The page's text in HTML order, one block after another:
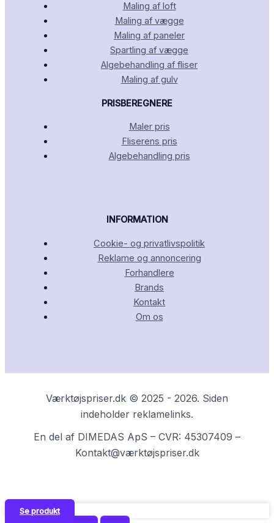
Maling af loft
Maling af vægge
Maling af paneler
Spartling af vægge
Algebehandling af fliser
Maling af gulv
PRISBEREGNERE
Maler pris
Fliserens pris
Algebehandling pris
INFORMATION
Cookie- og privatlivspolitik
Reklame og annoncering
Forhandlere
Brands
Kontakt
Om os
Værktøjspriser.dk © 2025 - 2026. Siden
indeholder reklamelinks.
En del af DIMEDAS ApS – CVR: 45307409 –
Kontakt@værktøjspriser.dk
Se produkt